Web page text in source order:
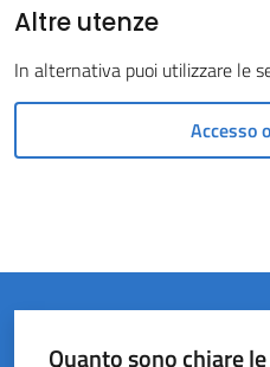
Servizi
line
argomenti
Altre utenze
In alternativa puoi utilizzare le
Accesso
Quanto sono chiare